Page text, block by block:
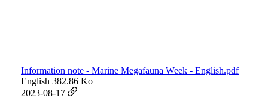
Information note - Marine Megafauna Week - English.pdf
English 382.86 Ko
2023-08-17